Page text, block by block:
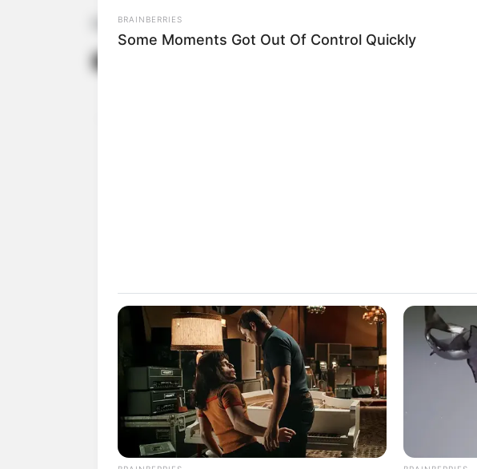
Fonte: Da Redação
BRAINBERRIES
Some Moments Got Out Of Control Quickly